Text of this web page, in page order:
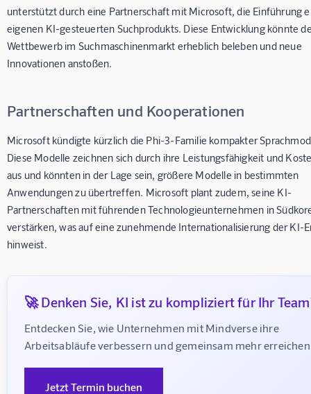
unterstützt durch eine Partnerschaft mit Microsoft, die Einführung
eigenen KI-gesteuerten Suchprodukts. Diese Entwicklung könnte
Wettbewerb im Suchmaschinenmarkt erheblich beleben und neue
Innovationen anstoßen.
Partnerschaften und Kooperationen
Microsoft kündigte kürzlich die Phi-3-Familie kompakter
Diese Modelle zeichnen sich durch ihre Leistungsfähigkeit und
aus und könnten in der Lage sein, größere Modelle in bestimmten
Anwendungen zu übertreffen. Microsoft plant zudem, seine KI-
Partnerschaften mit führenden Technologieunternehmen in
verstärken, was auf eine zunehmende Internationalisierung der KI-
hinweist.
🚀 Denken Sie, KI ist zu kompliziert für Ihr
Entdecken Sie, wie Unternehmen mit Mindverse ihre
Arbeitsabläufe verbessern und gemeinsam mehr
Jetzt Termin buchen